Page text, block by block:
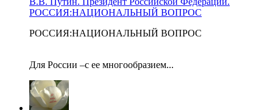
РОССИЯ:НАЦИОНАЛЬНЫЙ ВОПРОС
РОССИЯ:НАЦИОНАЛЬНЫЙ ВОПРОС
Для России –с ее многообразием...